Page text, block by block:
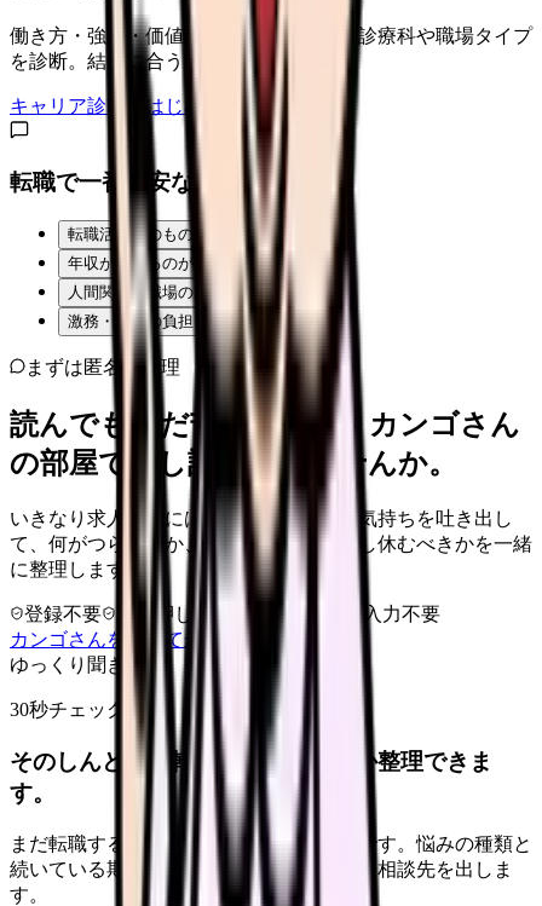
働き方・強み・価値観から、向いている診療科や職場タイプ
を診断。結果に合う求人も表示。
キャリア診断をはじめる
転職で一番不安なことは？
転職活動そのものが不安
年収が下がるのが怖い
人間関係・職場の雰囲気
激務・夜勤の負担
まずは匿名で整理
読んでもまだ苦しいなら、カンゴさん
の部屋で少し話してみませんか。
いきなり求人相談には進みません。今の気持ちを吐き出し
て、何がつらいのか、辞めるべきか、少し休むべきかを一緒
に整理します。
登録不要 求人押し売りなし
病院名は入力不要
カンゴさんを知ってから相談する
ゆっくり聞きます
30秒チェック
そのしんどさ、転職すべきサインか整理できま
す。
まだ転職すると決めていなくても大丈夫です。悩みの種類と
続いている期間から、次に見るべき記事と相談先を出しま
す。